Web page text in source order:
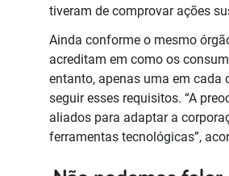
tiveram de comprovar ações
Ainda conforme o mesmo
acreditam em como os
entanto, apenas uma em cada
seguir esses requisitos. “A
aliados para adaptar a
ferramentas tecnológicas”,